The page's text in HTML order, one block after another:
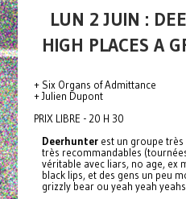
LUN 2 JUIN :
HIGH PLACES A
+ Six Organs of Admittance
+ Julien Dupont
PRIX LIBRE - 20 H 30
Deerhunterest un groupe très
très recommandables
véritable avec liars, no age, ex
black lips, et des gens un peu
grizzly bear ou yeah yeah